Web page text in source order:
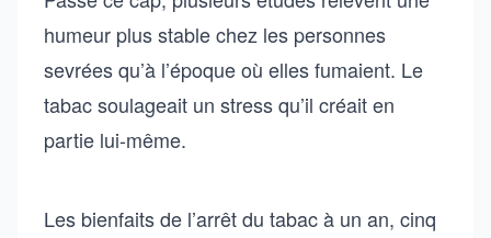
humeur plus stable chez les personnes
sevrées qu’à l’époque où elles fumaient. Le
tabac soulageait un stress qu’il créait en
partie lui-même.
Les bienfaits de l’arrêt du tabac à un an, cinq